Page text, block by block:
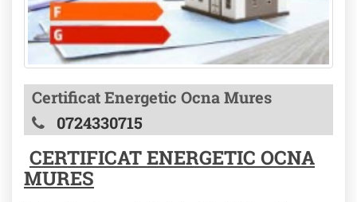
Certificat Energetic Ocna Mures
0724330715
CERTIFICAT ENERGETIC OCNA
MURES